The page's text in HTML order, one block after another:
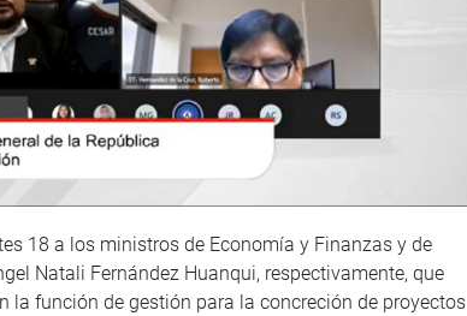
18 a los ministros de Economía y Finanzas y de
Natali Fernández Huanqui, respectivamente, que
la función de gestión para la concreción de proyectos